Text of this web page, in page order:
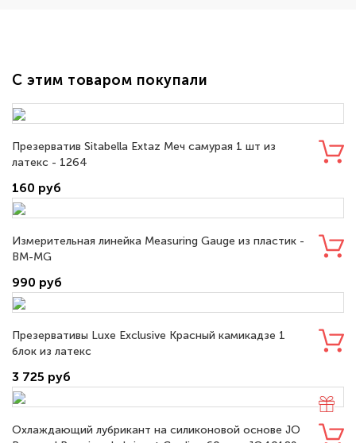
С этим товаром покупали
Презерватив Sitabella Extaz Меч самурая 1 шт из
латекс - 1264
160 руб
Измерительная линейка Measuring Gauge из пластик -
BM-MG
990 руб
Презервативы Luxe Exclusive Красный камикадзе 1
блок из латекс
3 725 руб
Охлаждающий лубрикант на силиконовой основе JO